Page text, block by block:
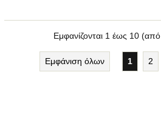
Εμφανίζονται 1 έως 10 (από
Εμφάνιση όλων 1 2